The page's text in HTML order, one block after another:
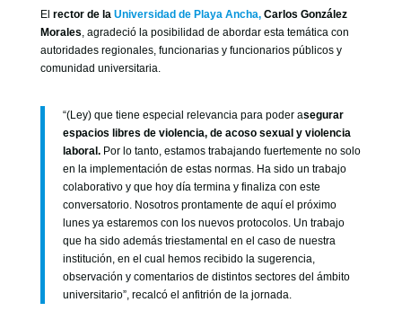
El rector de la Universidad de Playa Ancha,Carlos González
Morales, agradeció la posibilidad de abordar esta temática con
autoridades regionales, funcionarias y funcionarios públicos y
comunidad universitaria.
“(Ley) que tiene especial relevancia para poder asegurar
espacios libres de violencia, de acoso sexual y violencia
laboral.Por lo tanto, estamos trabajando fuertemente no solo
en la implementación de estas normas. Ha sido un trabajo
colaborativo y que hoy día termina y finaliza con este
conversatorio. Nosotros prontamente de aquí el próximo
lunes ya estaremos con los nuevos protocolos. Un trabajo
que ha sido además triestamental en el caso de nuestra
institución, en el cual hemos recibido la sugerencia,
observación y comentarios de distintos sectores del ámbito
universitario”, recalcó el anfitrión de la jornada.